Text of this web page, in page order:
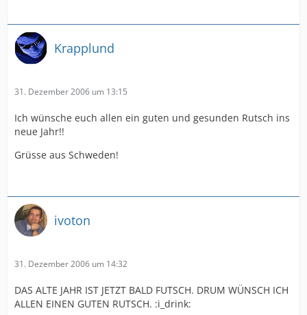
Krapplund
31. Dezember 2006 um 13:15
Ich wünsche euch allen ein guten und gesunden Rutsch ins
neue Jahr!!
Grüsse aus Schweden!
ivoton
31. Dezember 2006 um 14:32
DAS ALTE JAHR IST JETZT BALD FUTSCH. DRUM WÜNSCH ICH
ALLEN EINEN GUTEN RUTSCH. :i_drink: